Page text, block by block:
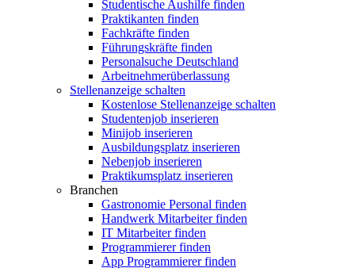
Studentische Aushilfe finden
Praktikanten finden
Fachkräfte finden
Führungskräfte finden
Personalsuche Deutschland
Arbeitnehmerüberlassung
Stellenanzeige schalten
Kostenlose Stellenanzeige schalten
Studentenjob inserieren
Minijob inserieren
Ausbildungsplatz inserieren
Nebenjob inserieren
Praktikumsplatz inserieren
Branchen
Gastronomie Personal finden
Handwerk Mitarbeiter finden
IT Mitarbeiter finden
Programmierer finden
App Programmierer finden